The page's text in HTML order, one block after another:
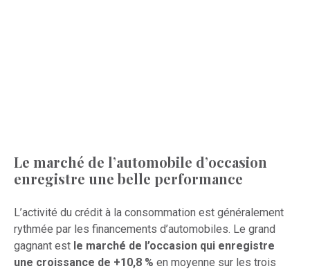
Le marché de l’automobile d’occasion
enregistre une belle performance
L’activité du crédit à la consommation est généralement
rythmée par les financements d’automobiles. Le grand
gagnant est le marché de l’occasion qui enregistre
une croissance de +10,8 % en moyenne sur les trois